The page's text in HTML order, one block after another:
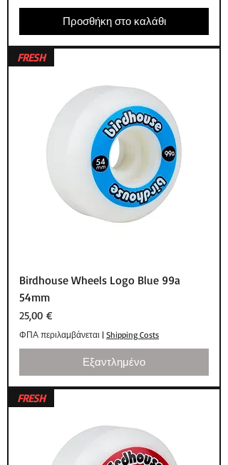
Προσθήκη στο καλάθι
FRESH
Birdhouse Wheels Logo Blue 99a
54mm
Τιμή
25,00 €
ΦΠΑ περιλαμβάνεται | Shipping Costs
Εξαντλημένο
FRESH